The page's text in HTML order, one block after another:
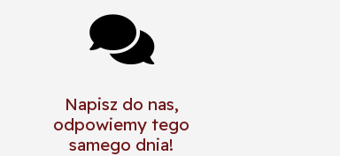

Napisz do nas,
odpowiemy tego
samego dnia!